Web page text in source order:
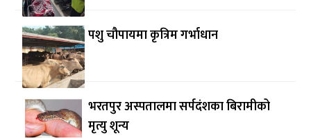
पशु चौपायमा कृत्रिम गर्भाधान
भरतपुर अस्पतालमा सर्पदंशका बिरामीको
मृत्यु शून्य